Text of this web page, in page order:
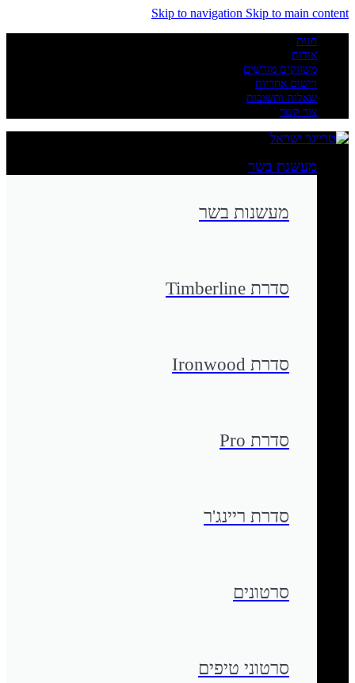
Skip to navigation Skip to main content
חנות
אודות
משווקים מורשים
רישום אחריות
שאלות ותשובות
צור קשר
מעשנת בשר
מעשנות בשר
סדרת Timberline
סדרת Ironwood
סדרת Pro
סדרת ריינג'ר
סרטונים
סרטוני טיפים